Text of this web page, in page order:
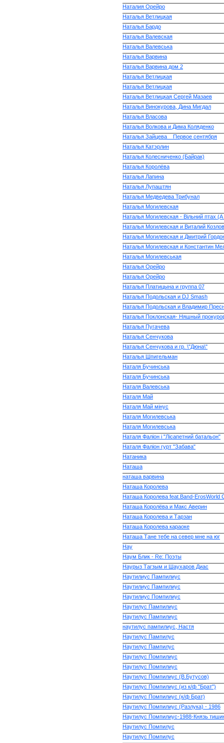
Наталия Орейро
Наталья Ветлицкая
Наталья Бардо
Наталья Валевская
Наталья Валевська
Наталья Варвина
Наталья Варвина дом 2
Наталья Ветлицкая
Наталья Ветлицкая
Наталья Ветлицкая Сергей Мазаев
Наталья Винокурова, Дина Мигдал
Наталья Власова
Наталья Волкова и Дима Коляденко
Наталья Зайцева _ Первое сентября
Наталья Катэрлин
Наталья Колесниченко (Байрак)
Наталья Королёва
Наталья Лапина
Наталья Лупаштян
Наталья Медведева Трибунал
Наталья Могилевская
Наталья Могилевская - Вільний птах
Наталья Могилевская и Виталий
Наталья Могилевская и Дмитрий
Наталья Могилевская и Константин
Наталья Могилевськая
Наталья Орейро
Наталья Орейро
Наталья Платицына и группа 07
Наталья Подольская и DJ Smash
Наталья Подольская и Владимир
Наталья Поклонская- Няшный
Наталья Пугачева
Наталья Сенчукова
Наталья Сенчукова и гр. \"Дюна\"
Наталья Шпигельман
Наталя Бучинська
Наталя Бучинська
Наталя Валевська
Наталя Май
Наталя Май мінус
Наталя Могилевська
Наталя Могилевська
Наталя Фаліон і "Лісапетний батальон"
Наталя Фаліон гурт "Забава"
Натаника
Наташа
наташа варвина
Наташа Королева
Наташа Королева feat.Band-ErosWorld
Наташа Королёва и Макс Аверин
Наташа Королева и Тарзан
Наташа Королева караоке
Наташа Тане тебе на север мне на юг
Нау
Наум Блик - Re: Поэты
Наурыз Тагзым и Шаухаров Диас
Наутилиус Пампилиус
Наутилиус Пампилиус
Наутилиус Помпилиус
Наутилус Пампилиус
Наутилус Пампилиус
наутилус пампилиус, Настя
Наутилус Пампилус
Наутилус Пампилус
Наутилус Помпилиус
Наутилус Помпилиус
Наутилус Помпилиус (В.Бутусов)
Наутилус Помпилиус (из к/ф "Брат")
Наутилус Помпилиус (к/ф Брат)
Наутилус Помпилиус (Разлука) - 1986
Наутилус Помпилиус-1988-Князь
Наутилус Помпилус
Наутилус Помпилус